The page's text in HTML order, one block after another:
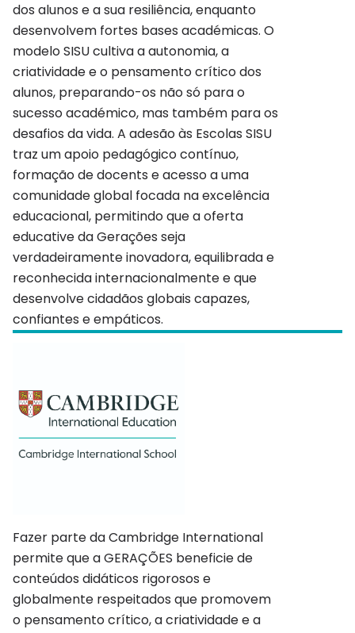
dos alunos e a sua resiliência, enquanto
desenvolvem fortes bases académicas. O
modelo SISU cultiva a autonomia, a
criatividade e o pensamento crítico dos
alunos, preparando-os não só para o
sucesso académico, mas também para os
desafios da vida. A adesão às Escolas SISU
traz um apoio pedagógico contínuo,
formação de docents e acesso a uma
comunidade global focada na excelência
educacional, permitindo que a oferta
educative da Gerações seja
verdadeiramente inovadora, equilibrada e
reconhecida internacionalmente e que
desenvolve cidadãos globais capazes,
confiantes e empáticos.
Fazer parte da Cambridge International
permite que a GERAÇÕES beneficie de
conteúdos didáticos rigorosos e
globalmente respeitados que promovem
o pensamento crítico, a criatividade e a